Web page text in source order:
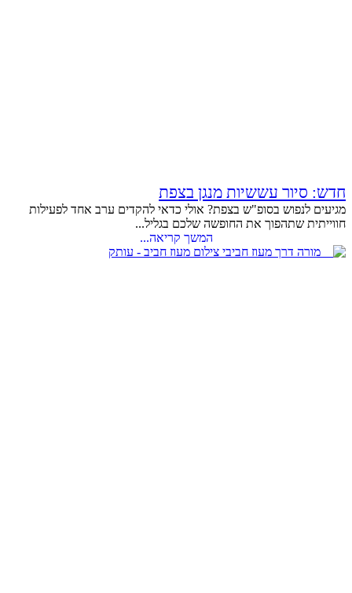
חדש: סיור עששיות מנגן בצפת
מגיעים לנפוש בסופ"ש בצפת? אולי כדאי להקדים ערב אחד לפעילות
חווייתית שתהפוך את החופשה שלכם בגליל...
המשך קריאה...